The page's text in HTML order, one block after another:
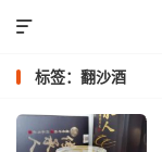

标签：翻沙酒